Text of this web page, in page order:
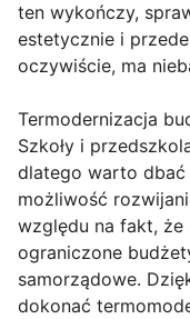
ten wykończy,
estetycznie i
oczywiście, ma
Termodernizacja
Szkoły i
dlatego warto
możliwość
względu na fakt, że
ograniczone
samorządowe.
dokonać